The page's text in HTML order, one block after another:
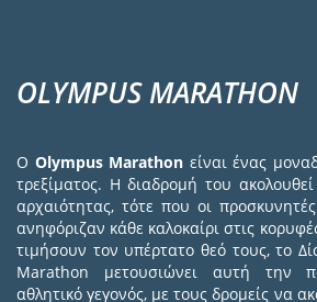
OLYMPUS MARATHON
Ο Olympus Marathon είναι ένας
τρεξίματος. Η διαδρομή του
αρχαιότητας, τότε που οι
ανηφόριζαν κάθε καλοκαίρι στις
τιμήσουν τον υπέρτατο θεό τους, το
Marathon μετουσιώνει αυτή την
αθλητικό γεγονός, με τους δρομείς να